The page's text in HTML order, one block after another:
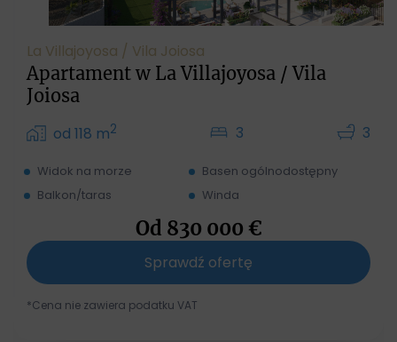
La Villajoyosa / Vila Joiosa
Apartament w La Villajoyosa / Vila
Joiosa
od 118 m2 3 3
Widok na morze
Basen ogólnodostępny
Balkon/taras
Winda
Od 830 000 €
Sprawdź ofertę
*Cena nie zawiera podatku VAT